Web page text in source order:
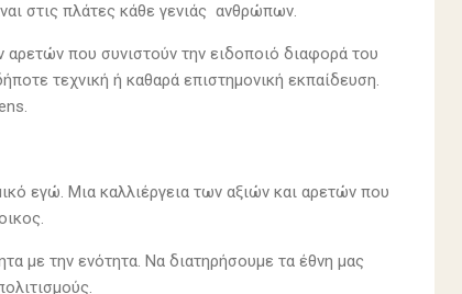
στις πλάτες κάθε γενιάς ανθρώπων.
αρετών που συνιστούν την ειδοποιό διαφορά του
τεχνική ή καθαρά επιστημονική εκπαίδευση.
εγώ. Μια καλλιέργεια των αξιών και αρετών που
με την ενότητα. Να διατηρήσουμε τα έθνη μας